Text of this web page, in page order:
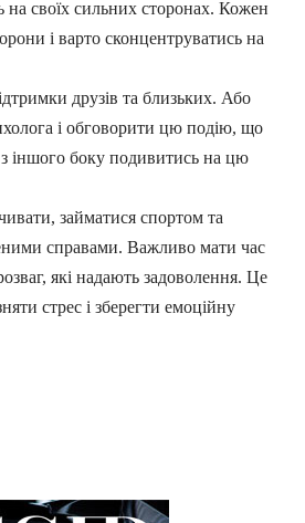
на своїх сильних сторонах. Кожен
і варто сконцентруватись на
друзів та близьких. Або
і обговорити цю подію, що
з іншого боку подивитись на цю
займатися спортом та
справами. Важливо мати час
які надають задоволення. Це
стрес і зберегти емоційну